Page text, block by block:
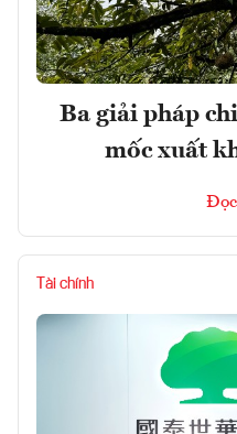
Ba giải pháp
mốc xuất
Tài chính